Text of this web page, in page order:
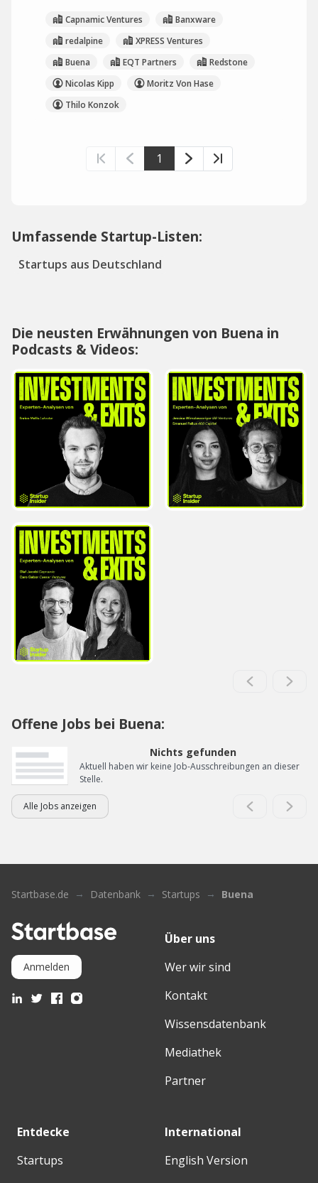
Capnamic Ventures
Banxware
redalpine
XPRESS Ventures
Buena
EQT Partners
Redstone
Nicolas Kipp
Moritz Von Hase
Thilo Konzok
1
Umfassende Startup-Listen:
Startups aus Deutschland
Die neusten Erwähnungen von Buena in
Podcasts & Videos:
Offene Jobs bei Buena:
Nichts gefunden
Aktuell haben wir keine Job-Ausschreibungen an dieser
Stelle.
Alle Jobs anzeigen
Startbase.de Datenbank Startups Buena
Anmelden
Über uns
Wer wir sind
Kontakt
Wissensdatenbank
Mediathek
Partner
Entdecke
Startups
International
English Version